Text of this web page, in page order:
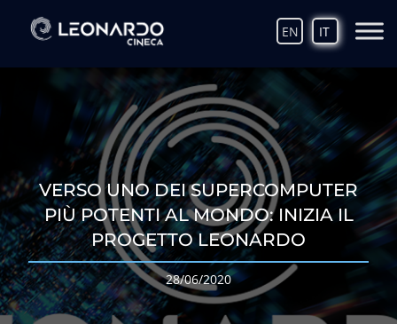
EN IT
VERSO UNO DEI SUPERCOMPUTER
PIÙ POTENTI AL MONDO: INIZIA IL
PROGETTO LEONARDO
28/06/2020